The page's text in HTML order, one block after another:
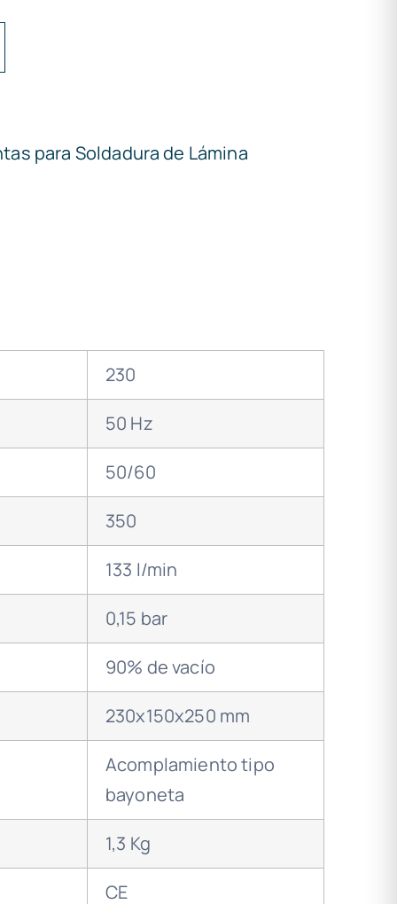
para Soldadura de Lámina
230
50 Hz
50/60
350
133 l/min
0,15 bar
90% de vacío
230x150x250 mm
Acomplamiento tipo
bayoneta
1,3 Kg
CE